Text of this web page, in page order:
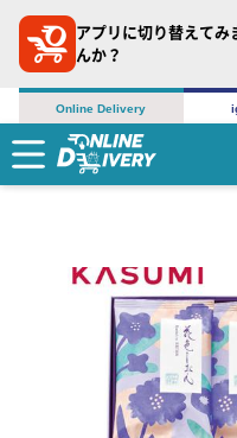
アプリに切り替えてみ
んか？
Online Delivery